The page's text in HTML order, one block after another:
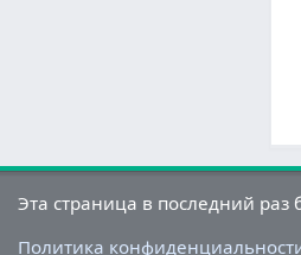
Эта страница в последний раз
Политика